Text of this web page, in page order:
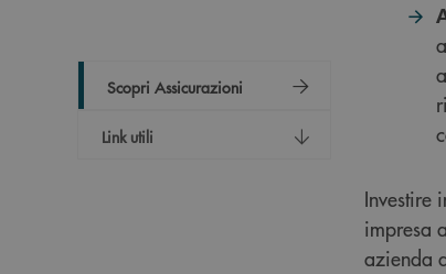
Scopri Assicurazioni
Link utili
Investire
impresa
azienda